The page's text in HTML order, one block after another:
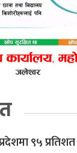
९५ प्रतिशत